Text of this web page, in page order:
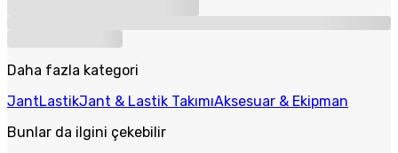
Daha fazla kategori
JantLastikJant & Lastik TakımıAksesuar & Ekipman
Bunlar da ilgini çekebilir